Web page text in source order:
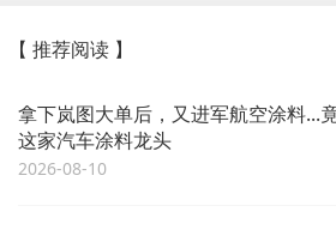
【 推荐阅读 】
拿下岚图大单后，又进军航空涂料...
这家汽车涂料龙头
2026-08-10